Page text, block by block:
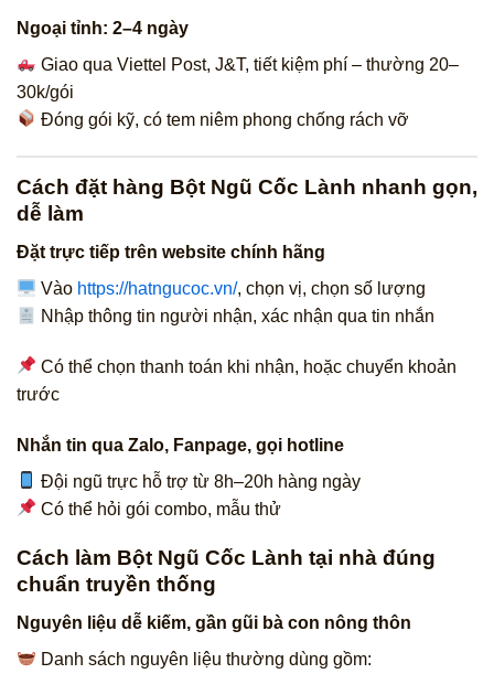
Ngoại tỉnh: 2–4 ngày
Giao qua Viettel Post, J&T, tiết kiệm phí – thường 20–
30k/gói
Đóng gói kỹ, có tem niêm phong chống rách vỡ
Cách đặt hàng Bột Ngũ Cốc Lành nhanh gọn,
dễ làm
Đặt trực tiếp trên website chính hãng
Vào https://hatngucoc.vn/, chọn vị, chọn số lượng
Nhập thông tin người nhận, xác nhận qua tin nhắn
Có thể chọn thanh toán khi nhận, hoặc chuyển khoản
trước
Nhắn tin qua Zalo, Fanpage, gọi hotline
Đội ngũ trực hỗ trợ từ 8h–20h hàng ngày
Có thể hỏi gói combo, mẫu thử
Cách làm Bột Ngũ Cốc Lành tại nhà đúng
chuẩn truyền thống
Nguyên liệu dễ kiếm, gần gũi bà con nông thôn
Danh sách nguyên liệu thường dùng gồm: